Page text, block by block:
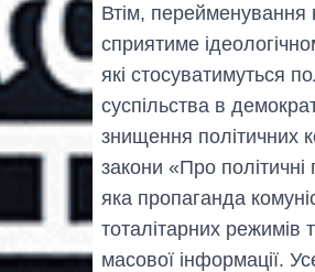
Втім, перейменування
сприятиме
які стосуватимуться
суспільства в
знищення політичних
закони «Про
яка пропаганда
тоталітарних режимів
масової інформації.